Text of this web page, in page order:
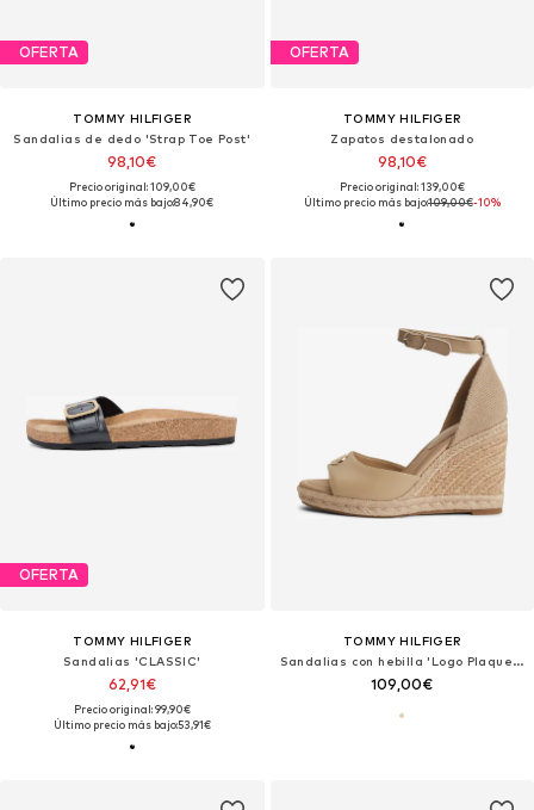
OFERTA
TOMMY HILFIGER
Sandalias de dedo 'Strap Toe Post'
98,10€
Precio original: 109,00€
Último precio más bajo:84,90€
OFERTA
TOMMY HILFIGER
Zapatos destalonado
98,10€
Precio original: 139,00€
Último precio más bajo:109,00€-10%
OFERTA
TOMMY HILFIGER
Sandalias 'CLASSIC'
62,91€
Precio original: 99,90€
Último precio más bajo:53,91€
TOMMY HILFIGER
Sandalias con hebilla 'Logo Plaque Wedge Heel'
109,00€